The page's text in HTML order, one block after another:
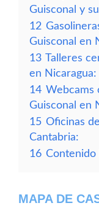
Guisconal y
12
Guisconal en
13 Talleres
en Nicaragua:
14 Webcams
Guisconal en
15 Oficinas
Cantabria:
16 Contenido
MAPA DE